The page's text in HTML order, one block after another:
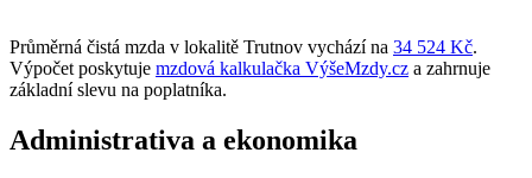
Průměrná čistá mzda v lokalitě Trutnov vychází na 34 524 Kč.
Výpočet poskytuje mzdová kalkulačka VýšeMzdy.cz a zahrnuje
základní slevu na poplatníka.
Administrativa a ekonomika